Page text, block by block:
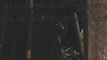
mais eficientes no
de acordo com os